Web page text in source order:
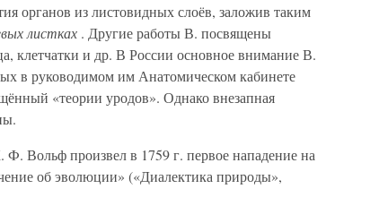
органов из листовидных слоёв, заложив таким
листках . Другие работы В. посвящены
клетчатки и др. В России основное внимание В.
в руководимом им Анатомическом кабинете
«теории уродов». Однако внезапная
Вольф произвел в 1759 г. первое нападение на
об эволюции» («Диалектика природы»,